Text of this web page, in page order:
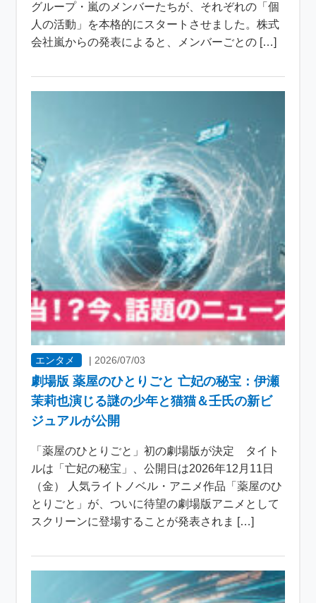
グループ・嵐のメンバーたちが、それぞれの「個
人の活動」を本格的にスタートさせました。株式
会社嵐からの発表によると、メンバーごとの […]
エンタメ | 2026/07/03
劇場版 薬屋のひとりごと 亡妃の秘宝：伊瀬
茉莉也演じる謎の少年と猫猫＆壬氏の新ビ
ジュアルが公開
「薬屋のひとりごと」初の劇場版が決定 タイト
ルは「亡妃の秘宝」、公開日は2026年12月11日
（金） 人気ライトノベル・アニメ作品「薬屋のひ
とりごと」が、ついに待望の劇場版アニメとして
スクリーンに登場することが発表されま […]